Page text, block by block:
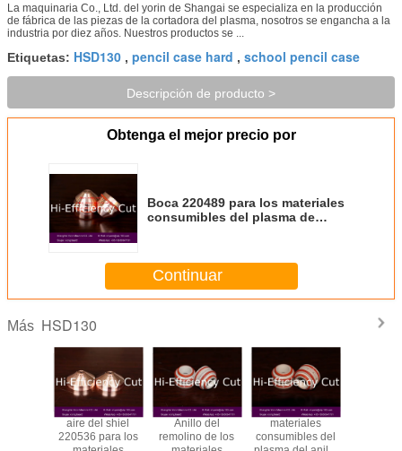
La maquinaria Co., Ltd. del yorin de Shangai se especializa en la producción
de fábrica de las piezas de la cortadora del plasma, nosotros se engancha a la
industria por diez años. Nuestros productos se ...
Etiquetas: HSD130 , pencil case hard , school pencil case
Descripción de producto >
Obtenga el mejor precio por
Boca 220489 para los materiales
consumibles del plasma de
Continuar
Más HSD130
aire del shiel
220536 para los
Anillo del
remolino de los
materiales
consumibles del